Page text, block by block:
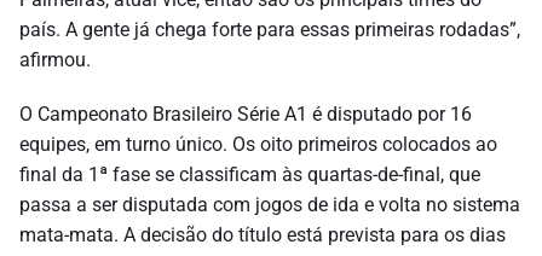
país. A gente já chega forte para essas primeiras rodadas”,
afirmou.
O Campeonato Brasileiro Série A1 é disputado por 16
equipes, em turno único. Os oito primeiros colocados ao
final da 1ª fase se classificam às quartas-de-final, que
passa a ser disputada com jogos de ida e volta no sistema
mata-mata. A decisão do título está prevista para os dias